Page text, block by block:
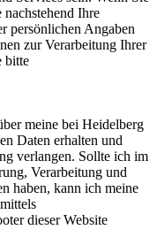
nachstehend Ihre
persönlichen Angaben
zur Verarbeitung Ihrer
bitte
meine bei Heidelberg
Daten erhalten und
verlangen. Sollte ich im
Verarbeitung und
haben, kann ich meine
dieser Website